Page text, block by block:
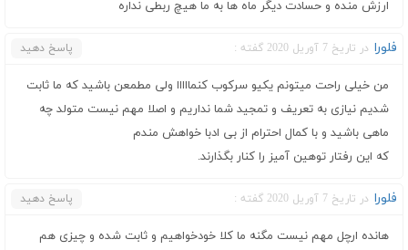
ارزش منده و حسادت دیگر ماه ها به ما هیچ ربطی نداره
فلورا در تاریخ 7 آوریل 2020 گفته : پاسخ دهید
من خیلی راحت میتونم یکیو سرکوب کنمااااا ولی مطمعن باشید که ما ثابت
شدیم نیازی به تعریف و تمجید شما نداریم و اصلا مهم نیست متولد چه
ماهی باشید و با کمال احترام از بی ادبا خواهش مندم
که این رفتار توهین آمیز را کنار بگذارند.
فلورا در تاریخ 7 آوریل 2020 گفته : پاسخ دهید
هانده ارچل مهم نیست مگنه ما کلا خودخواهیم و ثابت شده و چیزی هم